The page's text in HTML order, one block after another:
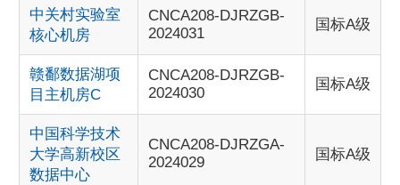
中关村实验室
核心机房
CNCA208-DJRZGB-
2024031
国标A级
赣鄱数据湖项
目主机房C
CNCA208-DJRZGB-
2024030
国标A级
中国科学技术
大学高新校区
数据中心
CNCA208-DJRZGA-
2024029
国标A级